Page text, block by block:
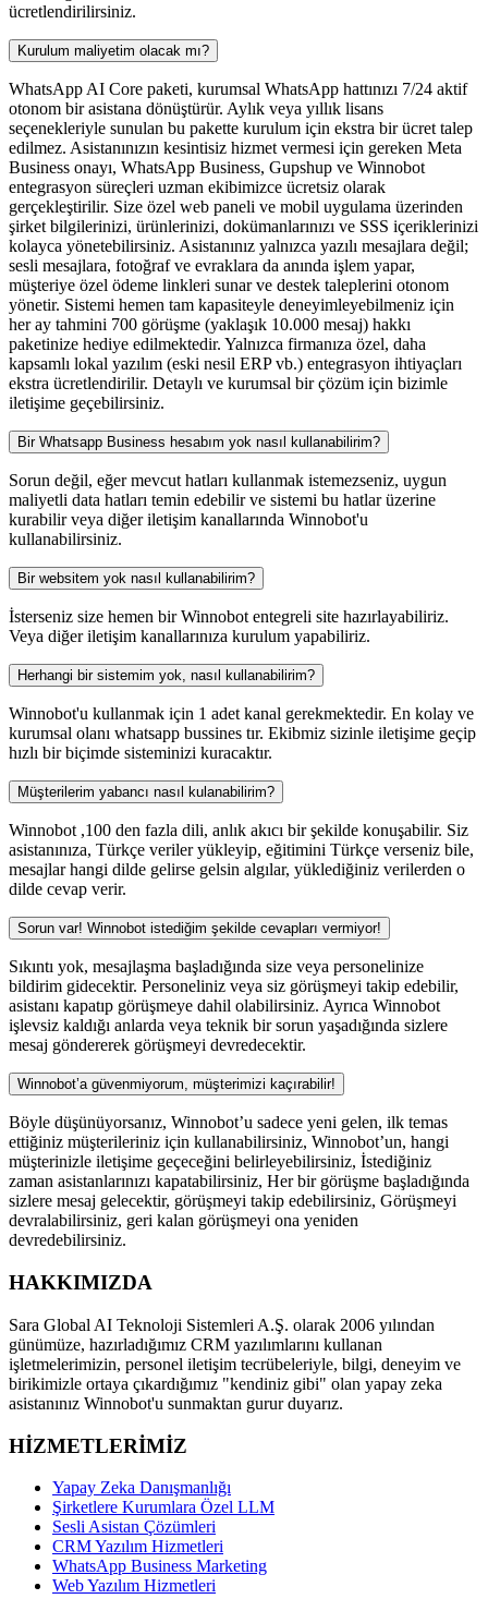
ücretlendirilirsiniz.
Kurulum maliyetim olacak mı?
WhatsApp AI Core paketi, kurumsal WhatsApp hattınızı 7/24 aktif
otonom bir asistana dönüştürür. Aylık veya yıllık lisans
seçenekleriyle sunulan bu pakette kurulum için ekstra bir ücret talep
edilmez. Asistanınızın kesintisiz hizmet vermesi için gereken Meta
Business onayı, WhatsApp Business, Gupshup ve Winnobot
entegrasyon süreçleri uzman ekibimizce ücretsiz olarak
gerçekleştirilir. Size özel web paneli ve mobil uygulama üzerinden
şirket bilgilerinizi, ürünlerinizi, dokümanlarınızı ve SSS içeriklerinizi
kolayca yönetebilirsiniz. Asistanınız yalnızca yazılı mesajlara değil;
sesli mesajlara, fotoğraf ve evraklara da anında işlem yapar,
müşteriye özel ödeme linkleri sunar ve destek taleplerini otonom
yönetir. Sistemi hemen tam kapasiteyle deneyimleyebilmeniz için
her ay tahmini 700 görüşme (yaklaşık 10.000 mesaj) hakkı
paketinize hediye edilmektedir. Yalnızca firmanıza özel, daha
kapsamlı lokal yazılım (eski nesil ERP vb.) entegrasyon ihtiyaçları
ekstra ücretlendirilir. Detaylı ve kurumsal bir çözüm için bizimle
iletişime geçebilirsiniz.
Bir Whatsapp Business hesabım yok nasıl kullanabilirim?
Sorun değil, eğer mevcut hatları kullanmak istemezseniz, uygun
maliyetli data hatları temin edebilir ve sistemi bu hatlar üzerine
kurabilir veya diğer iletişim kanallarında Winnobot'u
kullanabilirsiniz.
Bir websitem yok nasıl kullanabilirim?
İsterseniz size hemen bir Winnobot entegreli site hazırlayabiliriz.
Veya diğer iletişim kanallarınıza kurulum yapabiliriz.
Herhangi bir sistemim yok, nasıl kullanabilirim?
Winnobot'u kullanmak için 1 adet kanal gerekmektedir. En kolay ve
kurumsal olanı whatsapp bussines tır. Ekibmiz sizinle iletişime geçip
hızlı bir biçimde sisteminizi kuracaktır.
Müşterilerim yabancı nasıl kulanabilirim?
Winnobot ,100 den fazla dili, anlık akıcı bir şekilde konuşabilir. Siz
asistanınıza, Türkçe veriler yükleyip, eğitimini Türkçe verseniz bile,
mesajlar hangi dilde gelirse gelsin algılar, yüklediğiniz verilerden o
dilde cevap verir.
Sorun var! Winnobot istediğim şekilde cevapları vermiyor!
Sıkıntı yok, mesajlaşma başladığında size veya personelinize
bildirim gidecektir. Personeliniz veya siz görüşmeyi takip edebilir,
asistanı kapatıp görüşmeye dahil olabilirsiniz. Ayrıca Winnobot
işlevsiz kaldığı anlarda veya teknik bir sorun yaşadığında sizlere
mesaj göndererek görüşmeyi devredecektir.
Winnobot’a güvenmiyorum, müşterimizi kaçırabilir!
Böyle düşünüyorsanız, Winnobot’u sadece yeni gelen, ilk temas
ettiğiniz müşterileriniz için kullanabilirsiniz, Winnobot’un, hangi
müşterinizle iletişime geçeceğini belirleyebilirsiniz, İstediğiniz
zaman asistanlarınızı kapatabilirsiniz, Her bir görüşme başladığında
sizlere mesaj gelecektir, görüşmeyi takip edebilirsiniz, Görüşmeyi
devralabilirsiniz, geri kalan görüşmeyi ona yeniden
devredebilirsiniz.
HAKKIMIZDA
Sara Global AI Teknoloji Sistemleri A.Ş. olarak 2006 yılından
günümüze, hazırladığımız CRM yazılımlarını kullanan
işletmelerimizin, personel iletişim tecrübeleriyle, bilgi, deneyim ve
birikimizle ortaya çıkardığımız "kendiniz gibi" olan yapay zeka
asistanınız Winnobot'u sunmaktan gurur duyarız.
HİZMETLERİMİZ
Yapay Zeka Danışmanlığı
Şirketlere Kurumlara Özel LLM
Sesli Asistan Çözümleri
CRM Yazılım Hizmetleri
WhatsApp Business Marketing
Web Yazılım Hizmetleri